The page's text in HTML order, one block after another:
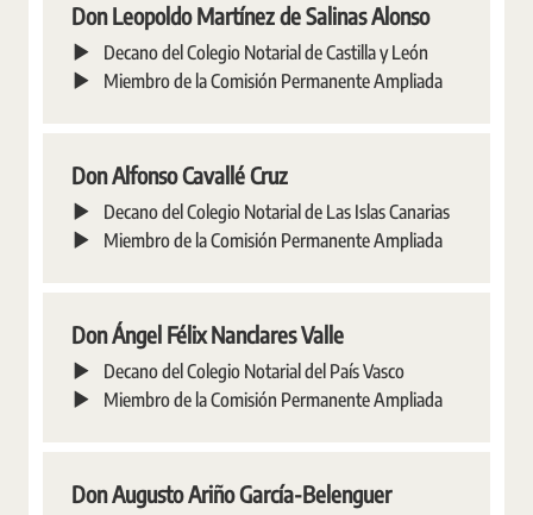
Don Leopoldo Martínez de Salinas Alonso
Decano del Colegio Notarial de Castilla y León
Miembro de la Comisión Permanente Ampliada
Don Alfonso Cavallé Cruz
Decano del Colegio Notarial de Las Islas Canarias
Miembro de la Comisión Permanente Ampliada
Don Ángel Félix Nanclares Valle
Decano del Colegio Notarial del País Vasco
Miembro de la Comisión Permanente Ampliada
Don Augusto Ariño García-Belenguer